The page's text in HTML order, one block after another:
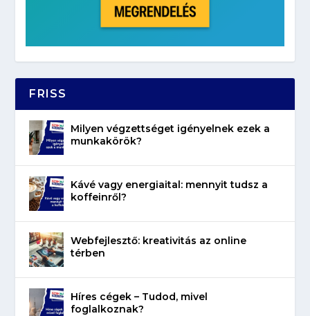
FRISS
Milyen végzettséget igényelnek ezek a
munkakörök?
Kávé vagy energiaital: mennyit tudsz a
koffeinről?
Webfejlesztő: kreativitás az online
térben
Híres cégek – Tudod, mivel
foglalkoznak?